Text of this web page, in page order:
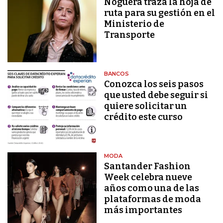
ruta para su gestión en el
Ministerio de
Transporte
BANCOS
Conozca los seis pasos
que usted debe seguir si
quiere solicitar un
crédito este curso
MODA
Santander Fashion
Week celebra nueve
años como una de las
plataformas de moda
más importantes